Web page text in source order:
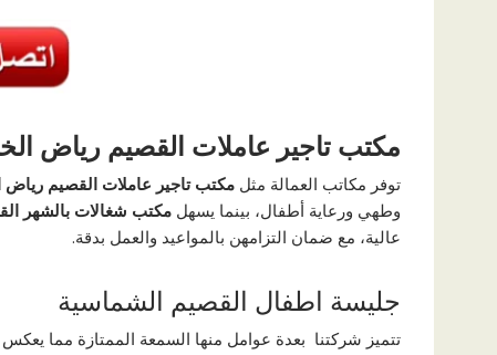
مكتب تاجير عاملات القصيم رياض
توفر مكاتب العمالة مثل مكتب تاجير عاملات القصيم رياض
وطهي ورعاية أطفال، بينما يسهل مكتب شغالات بالشهر
عالية، مع ضمان التزامهن بالمواعيد والعمل بدقة.
جليسة اطفال القصيم الشماسية
تتميز شركتنا بعدة عوامل منها السمعة الممتازة مما